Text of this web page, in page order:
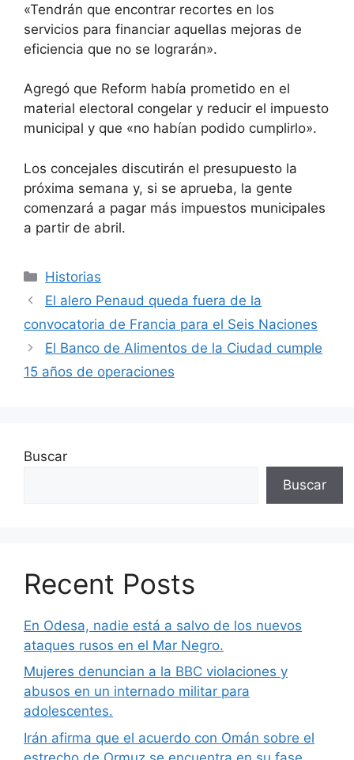
«Tendrán que encontrar recortes en los
servicios para financiar aquellas mejoras de
eficiencia que no se lograrán».
Agregó que Reform había prometido en el
material electoral congelar y reducir el impuesto
municipal y que «no habían podido cumplirlo».
Los concejales discutirán el presupuesto la
próxima semana y, si se aprueba, la gente
comenzará a pagar más impuestos municipales
a partir de abril.
Categorías
Historias
El alero Penaud queda fuera de la
convocatoria de Francia para el Seis Naciones
El Banco de Alimentos de la Ciudad cumple
15 años de operaciones
Buscar
Buscar
Recent Posts
En Odesa, nadie está a salvo de los nuevos
ataques rusos en el Mar Negro.
Mujeres denuncian a la BBC violaciones y
abusos en un internado militar para
adolescentes.
Irán afirma que el acuerdo con Omán sobre el